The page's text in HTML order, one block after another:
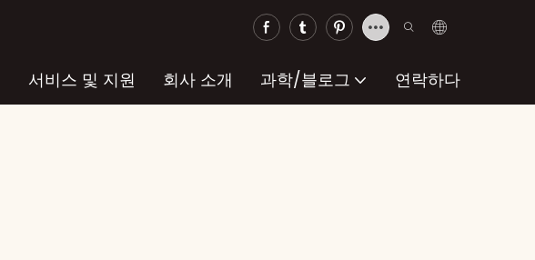
서비스 및 지원 회사 소개 과학/블로그 연락하다